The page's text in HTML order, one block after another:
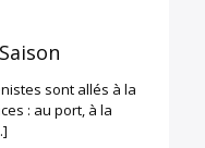
sont allés à la
: au port, à la